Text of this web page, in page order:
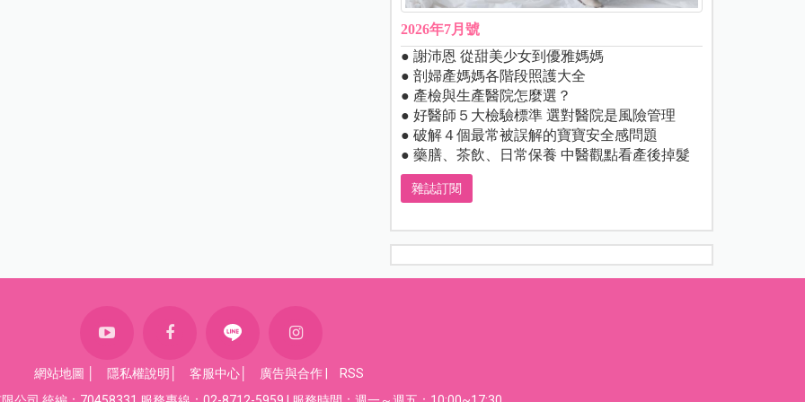
2026年7月號
● 謝沛恩 從甜美少女到優雅媽媽
● 剖婦產媽媽各階段照護大全
● 產檢與生產醫院怎麼選？
● 好醫師５大檢驗標準 選對醫院是風險管理
● 破解４個最常被誤解的寶寶安全感問題
● 藥膳、茶飲、日常保養 中醫觀點看產後掉髮
雜誌訂閱
網站地圖 隱私權說明 客服中心 廣告與合作
RSS